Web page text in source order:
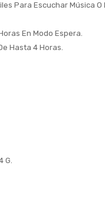
Para Escuchar Música O
En Modo Espera.
Hasta 4 Horas.
G.